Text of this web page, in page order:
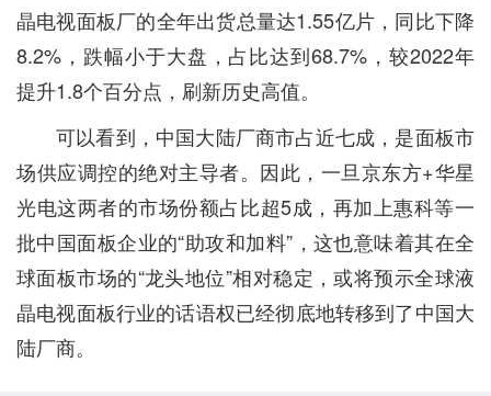
晶电视面板厂的全年出货总量达1.55亿片，同比下降
8.2%，跌幅小于大盘，占比达到68.7%，较2022年
提升1.8个百分点，刷新历史高值。
可以看到，中国大陆厂商市占近七成，是面板市
场供应调控的绝对主导者。因此，一旦京东方+华星
光电这两者的市场份额占比超5成，再加上惠科等一
批中国面板企业的“助攻和加料”，这也意味着其在全
球面板市场的“龙头地位”相对稳定，或将预示全球液
晶电视面板行业的话语权已经彻底地转移到了中国大
陆厂商。